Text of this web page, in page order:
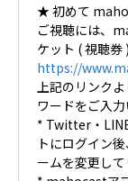
★ 初めて
ご視聴には、
ケット ( 視聴券
https://
上記のリンク
ワードをご入力
* Twitter・
トにログイン
ームを変更して